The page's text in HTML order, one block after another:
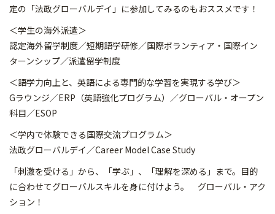
定の「法政グローバルデイ」に参加してみるのもおススメです！
＜学生の海外派遣＞
認定海外留学制度／短期語学研修／国際ボランティア・国際イン
ターンシップ／派遣留学制度
＜語学力向上と、英語による専門的な学習を実現する学び＞
Gラウンジ／ERP（英語強化プログラム）／グローバル・オープン
科目／ESOP
＜学内で体験できる国際交流プログラム＞
法政グローバルデイ／Career Model Case Study
「刺激を受ける」から、「学ぶ」、「理解を深める」まで。目的
に合わせてグローバルスキルを身に付けよう。 グローバル・アク
ション！